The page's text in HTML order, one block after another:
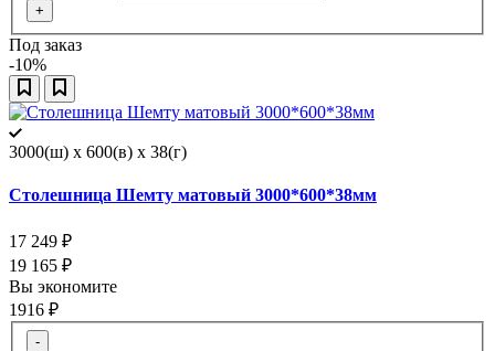
+
Под заказ
-10%
3000(ш) x 600(в) x 38(г)
Столешница Шемту матовый 3000*600*38мм
17 249 ₽
19 165 ₽
Вы экономите
1916 ₽
-